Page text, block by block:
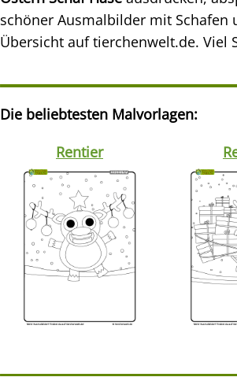
schöner Ausmalbilder mit
Übersicht auf tierchenwelt.de. Viel
Die beliebtesten Malvorlagen:
Rentier